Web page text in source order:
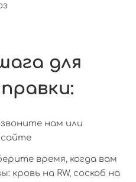
для
нам или
время, когда вам
кровь на RW, соскоб на